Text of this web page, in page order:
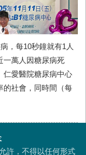
，每10秒鐘就有1人
一萬人因糖尿病死
仁愛醫院糖尿病中心
的社會，同時間（每
患的病友常常血糖控
友之健康，並於每
許，不得以任何形式